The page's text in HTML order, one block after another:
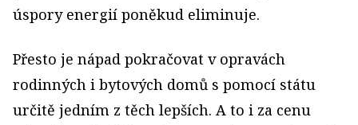
úspory energií poněkud eliminuje.
Přesto je nápad pokračovat v opravách
rodinných i bytových domů s pomocí státu
určitě jedním z těch lepších. A to i za cenu